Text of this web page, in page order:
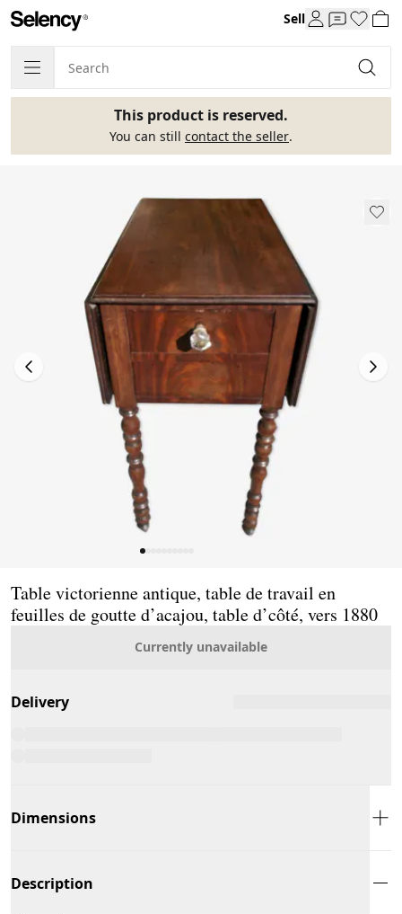
Sell
This product is reserved.
You can still contact the seller.
Table victorienne antique, table de travail en
feuilles de goutte d’acajou, table d’côté, vers 1880
Currently unavailable
Delivery
Dimensions
Description